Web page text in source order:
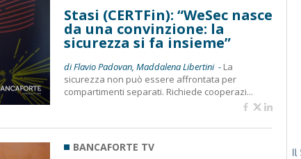
Stasi (CERTFin): “WeSec nasce
da una convinzione: la
sicurezza si fa insieme”
di Flavio Padovan, Maddalena Libertini - La
sicurezza non può essere affrontata per
compartimenti separati. Richiede cooperazi...
BANCAFORTE TV